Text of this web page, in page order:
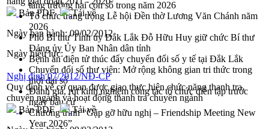
tăng trưởng hai con số trong năm 2026
Tổ chức trang trọng Lễ hội Đền thờ Lương Văn Chánh năm
2026
Phó Bí thư Tỉnh ủy Đắk Lắk Đỗ Hữu Huy giữ chức Bí thư
Đảng ủy Ủy Ban Nhân dân tỉnh
Bệnh án điện tử thúc đẩy chuyển đổi số y tế tại Đắk Lắk
Chuyển đổi số thư viện: Mở rộng không gian tri thức trong
thời đại số
Đánh giá, rút kinh nghiệm công tác tổ chức diễn tập trước
ngày bầu cử
Chương trình “Gặp gỡ hữu nghị – Friendship Meeting New
Year 2026”
Bản PDF
Tải về
Ngày ban hành: 09/02/2012
Ngày hiệu lực:
Nghị định 07/2012/NĐ-CP
Quy định về cơ quan được giao thực hiện chức năng thanh tra
chuyên ngành và hoạt động thanh tra chuyên ngành
Bản PDF
Tải về